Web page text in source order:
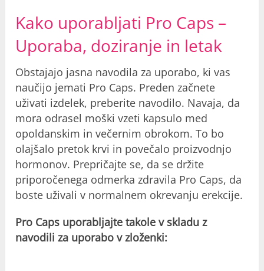
Kako uporabljati Pro Caps –
Uporaba, doziranje in letak
Obstajajo jasna navodila za uporabo, ki vas
naučijo jemati Pro Caps. Preden začnete
uživati ​​izdelek, preberite navodilo. Navaja, da
mora odrasel moški vzeti kapsulo med
opoldanskim in večernim obrokom. To bo
olajšalo pretok krvi in ​​povečalo proizvodnjo
hormonov. Prepričajte se, da se držite
priporočenega odmerka zdravila Pro Caps, da
boste uživali v normalnem okrevanju erekcije.
Pro Caps uporabljajte takole v skladu z
navodili za uporabo v zloženki: